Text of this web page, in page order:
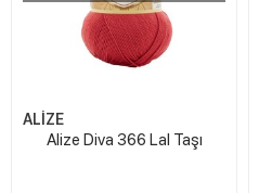
ALİZE
Alize Diva 366 Lal Taşı